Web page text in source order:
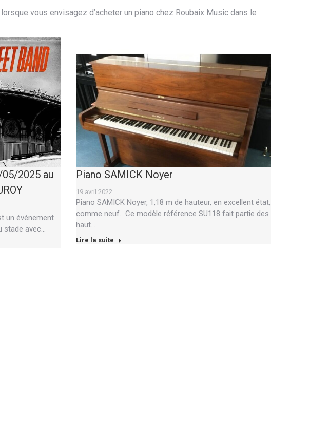
vous envisagez d’acheter un piano chez Roubaix Music dans le
05/2025 au
un événement
stade avec…
Piano SAMICK Noyer
19 avril 2022
Piano SAMICK Noyer, 1,18 m de hauteur, en excellent état,
comme neuf. Ce modèle référence SU118 fait partie des
haut…
Lire la suite